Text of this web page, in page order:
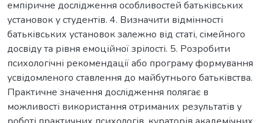
емпіричне дослідження особливостей батьківських
установок у студентів. 4. Визначити відмінності
батьківських установок залежно від статі, сімейного
досвіду та рівня емоційної зрілості. 5. Розробити
психологічні рекомендації або програму формування
усвідомленого ставлення до майбутнього батьківства.
Практичне значення дослідження полягає в
можливості використання отриманих результатів у